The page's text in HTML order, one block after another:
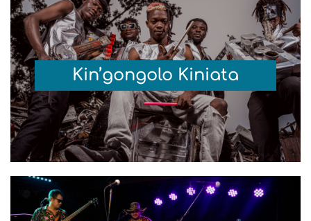
Kin’gongolo Kiniata